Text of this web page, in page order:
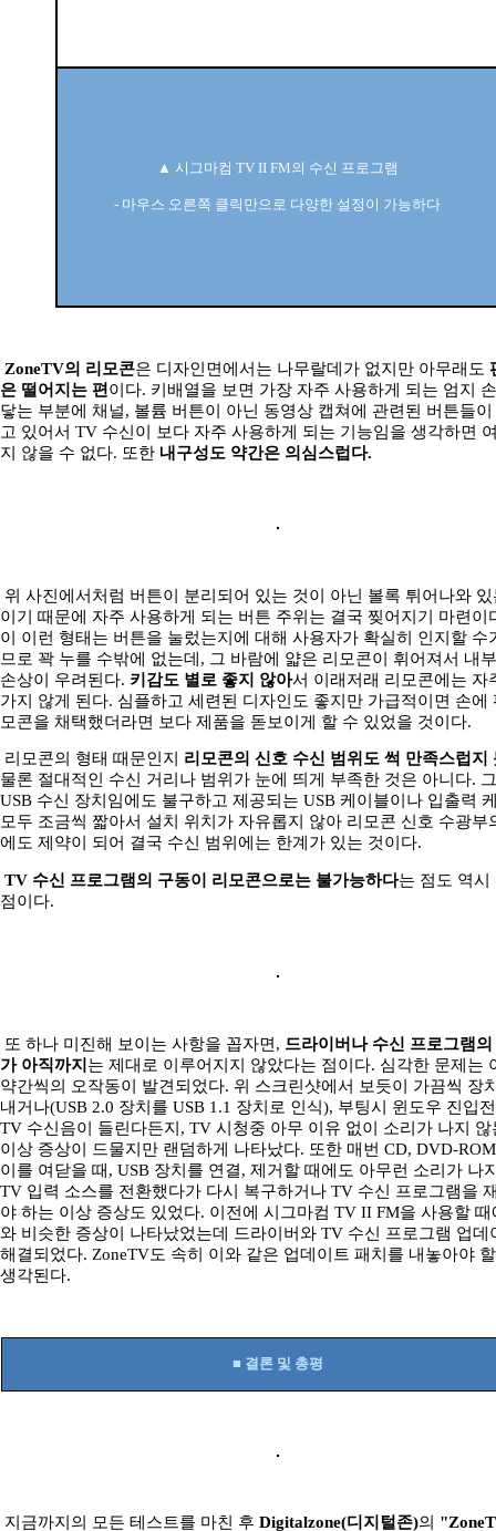
▲ 시그마컴 TV II FM의 수신 프로그램
- 마우스 오른쪽 클릭만으로 다양한 설정이 가능하다
ZoneTV의 리모콘은 디자인면에서는 나무랄데가 없지만 아무래도
은 떨어지는 편 이다. 키배열을 보면 가장 자주 사용하게 되는 엄지
닿는 부분에 채널, 볼륨 버튼이 아닌 동영상 캡쳐에 관련된 버튼들
고 있어서 TV 수신이 보다 자주 사용하게 되는 기능임을 생각하면
지 않을 수 없다. 또한 내구성도 약간은 의심스럽다.
위 사진에서처럼 버튼이 분리되어 있는 것이 아닌 볼록 튀어나와
이기 때문에 자주 사용하게 되는 버튼 주위는 결국 찢어지기 마련이
이 이런 형태는 버튼을 눌렀는지에 대해 사용자가 확실히 인지할 수
므로 꽉 누를 수밖에 없는데, 그 바람에 얇은 리모콘이 휘어져서 내
손상이 우려된다. 키감도 별로 좋지 않아서 이래저래 리모콘에는 자
가지 않게 된다. 심플하고 세련된 디자인도 좋지만 가급적이면 손에
모콘을 채택했더라면 보다 제품을 돋보이게 할 수 있었을 것이다.
리모콘의 형태 때문인지 리모콘의 신호 수신 범위도 썩 만족스럽지
물론 절대적인 수신 거리나 범위가 눈에 띄게 부족한 것은 아니다.
USB 수신 장치임에도 불구하고 제공되는 USB 케이블이나 입출력
모두 조금씩 짧아서 설치 위치가 자유롭지 않아 리모콘 신호 수광부
에도 제약이 되어 결국 수신 범위에는 한계가 있는 것이다.
TV 수신 프로그램의 구동이 리모콘으로는 불가능하다는 점도 역시
점이다.
또 하나 미진해 보이는 사항을 꼽자면, 드라이버나 수신 프로그램
가 아직까지는 제대로 이루어지지 않았다는 점이다. 심각한 문제는
약간씩의 오작동이 발견되었다. 위 스크린샷에서 보듯이 가끔씩 장
내거나(USB 2.0 장치를 USB 1.1 장치로 인식), 부팅시 윈도우 진입
TV 수신음이 들린다든지, TV 시청중 아무 이유 없이 소리가 나지 않
이상 증상이 드물지만 랜덤하게 나타났다. 또한 매번 CD, DVD-
이를 여닫을 때, USB 장치를 연결, 제거할 때에도 아무런 소리가 나
TV 입력 소스를 전환했다가 다시 복구하거나 TV 수신 프로그램을
야 하는 이상 증상도 있었다. 이전에 시그마컴 TV II FM을 사용할 때
와 비슷한 증상이 나타났었는데 드라이버와 TV 수신 프로그램 업데
해결되었다. ZoneTV도 속히 이와 같은 업데이트 패치를 내놓아야
생각된다.
■ 결론 및 총평
지금까지의 모든 테스트를 마친 후 Digitalzone(디지털존)의